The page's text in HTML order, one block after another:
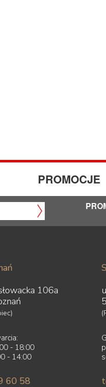
PROMOCJE
106a
- 18:00
- 14:00
60 58